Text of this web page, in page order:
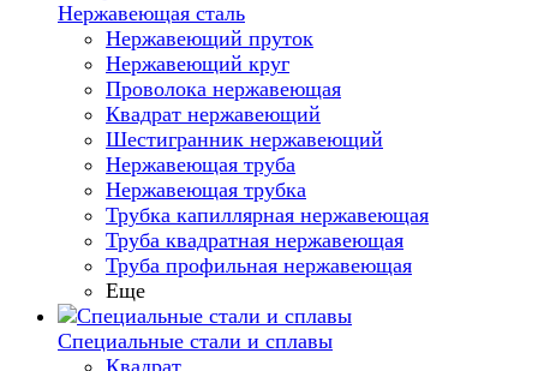
Нержавеющая сталь
Нержавеющий пруток
Нержавеющий круг
Проволока нержавеющая
Квадрат нержавеющий
Шестигранник нержавеющий
Нержавеющая труба
Нержавеющая трубка
Трубка капиллярная нержавеющая
Труба квадратная нержавеющая
Труба профильная нержавеющая
Еще
Специальные стали и сплавы
Квадрат